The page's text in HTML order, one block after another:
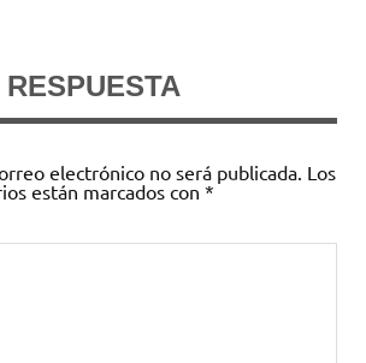
electrónico no será publicada. Los
están marcados con *